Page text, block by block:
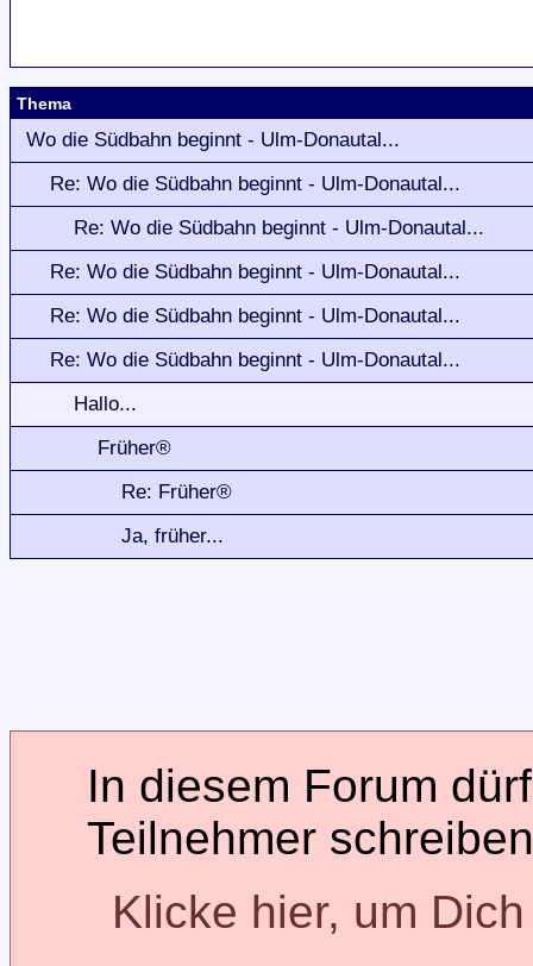
Thema
Wo die Südbahn beginnt - Ulm-Donautal...
Re: Wo die Südbahn beginnt - Ulm-Donautal...
Re: Wo die Südbahn beginnt - Ulm-Donautal...
Re: Wo die Südbahn beginnt - Ulm-Donautal...
Re: Wo die Südbahn beginnt - Ulm-Donautal...
Re: Wo die Südbahn beginnt - Ulm-Donautal...
Hallo...
Früher®
Re: Früher®
Ja, früher...
In diesem Forum
Teilnehmer
Klicke hier, um